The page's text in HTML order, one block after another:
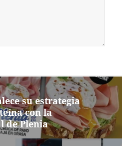
su estrategia
con la
de Plenia